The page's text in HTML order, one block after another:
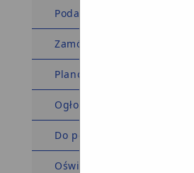
Podatki i opłaty
Zamówienia publiczne
Planowanie przestrzenne
Ogłoszenia i obwieszczenia
Do pobrania
Oświadczenia majątkowe